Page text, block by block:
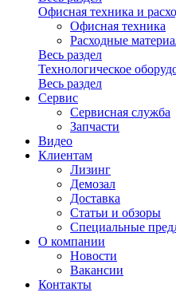
Офисная техника и
Офисная техника
Расходные
Весь раздел
Технологическое
Весь раздел
Сервис
Сервисная служба
Запчасти
Видео
Клиентам
Лизинг
Демозал
Доставка
Статьи и обзоры
Специальные
О компании
Новости
Вакансии
Контакты